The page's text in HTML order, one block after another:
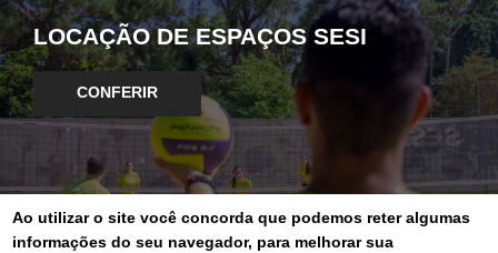
Ao utilizar o site você concorda que podemos reter algumas
informações do seu navegador, para melhorar sua
LOCAÇÃO DE ESPAÇOS SESI
CONFERIR